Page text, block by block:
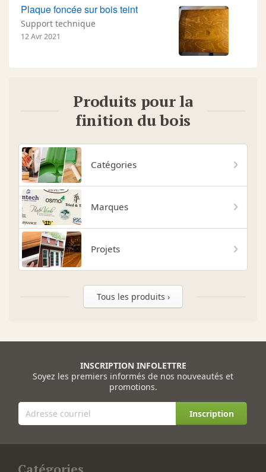
Plaque foncée sur bois teint
Support technique
12 Avr 2021
Produits pour la
finition du bois
Catégories
Marques
Projets
Tous les produits ›
INSCRIPTION INFOLETTRE
Soyez les premiers informés de nos nouveautés et
promotions.
Inscription